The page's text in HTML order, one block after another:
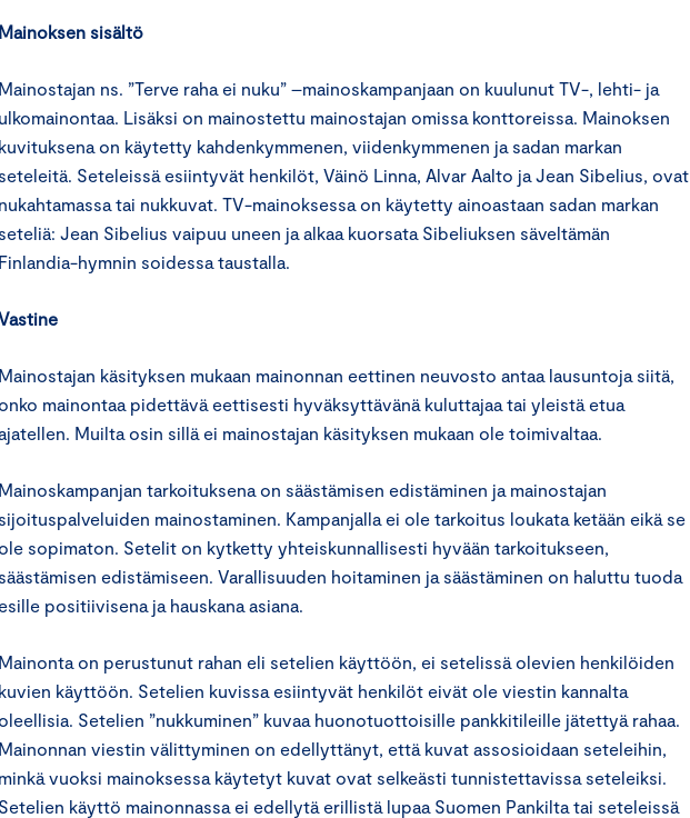
Mainoksen sisältö
Mainostajan ns. ”Terve raha ei nuku” –mainoskampanjaan on kuulunut TV-, lehti- ja
ulkomainontaa. Lisäksi on mainostettu mainostajan omissa konttoreissa. Mainoksen
kuvituksena on käytetty kahdenkymmenen, viidenkymmenen ja sadan markan
seteleitä. Seteleissä esiintyvät henkilöt, Väinö Linna, Alvar Aalto ja Jean Sibelius, ovat
nukahtamassa tai nukkuvat. TV-mainoksessa on käytetty ainoastaan sadan markan
seteliä: Jean Sibelius vaipuu uneen ja alkaa kuorsata Sibeliuksen säveltämän
Finlandia-hymnin soidessa taustalla.
Mainostajan käsityksen mukaan mainonnan eettinen neuvosto antaa lausuntoja siitä,
onko mainontaa pidettävä eettisesti hyväksyttävänä kuluttajaa tai yleistä etua
Muilta osin sillä ei mainostajan käsityksen mukaan ole toimivaltaa.
Mainoskampanjan tarkoituksena on säästämisen edistäminen ja mainostajan
sijoituspalveluiden mainostaminen. Kampanjalla ei ole tarkoitus loukata ketään eikä se
ole sopimaton. Setelit on kytketty yhteiskunnallisesti hyvään tarkoitukseen,
säästämisen edistämiseen. Varallisuuden hoitaminen ja säästäminen on haluttu tuoda
positiivisena ja hauskana asiana.
Mainonta on perustunut rahan eli setelien käyttöön, ei setelissä olevien henkilöiden
kuvien käyttöön. Setelien kuvissa esiintyvät henkilöt eivät ole viestin kannalta
oleellisia. Setelien ”nukkuminen” kuvaa huonotuottoisille pankkitileille jätettyä rahaa.
Mainonnan viestin välittyminen on edellyttänyt, että kuvat assosioidaan seteleihin,
minkä vuoksi mainoksessa käytetyt kuvat ovat selkeästi tunnistettavissa seteleiksi.
Setelien käyttö mainonnassa ei edellytä erillistä lupaa Suomen Pankilta tai seteleissä